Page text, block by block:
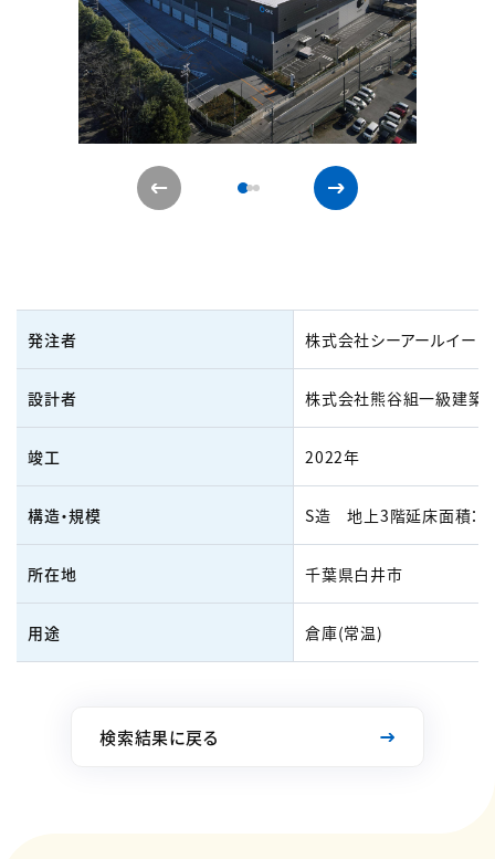
発注者 株式会社シーアールイー
設計者 株式会社熊谷組一級建築
竣工 2022年
構造・規模 S造 地上3階延床面積：
所在地 千葉県白井市
用途 倉庫(常温)
検索結果に戻る